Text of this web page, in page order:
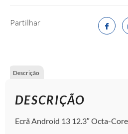
Partilhar
Descrição
DESCRIÇÃO
Ecrã Android 13 12.3″ Octa-